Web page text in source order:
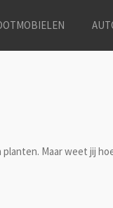
Maar weet jij